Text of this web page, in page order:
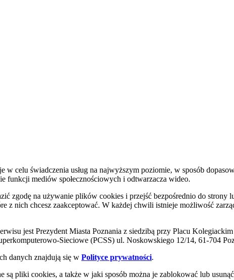
w celu świadczenia usług na najwyższym poziomie, w sposób
funkcji mediów społecznościowych i odtwarzacza wideo.
zgodę na używanie plików cookies i przejść bezpośrednio do strony
z nich chcesz zaakceptować. W każdej chwili istnieje możliwość
jest Prezydent Miasta Poznania z siedzibą przy Placu
Sieciowe (PCSS) ul. Noskowskiego 12/14, 61-704
danych znajdują się w Polityce prywatności.
są pliki cookies, a także w jaki sposób można je zablokować lub